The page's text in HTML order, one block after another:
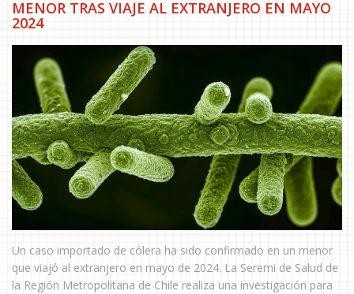
MENOR TRAS VIAJE AL EXTRANJERO EN MAYO
2024
Un caso importado de cólera ha sido confirmado en un menor
que viajó al extranjero en mayo de 2024. La Seremi de Salud de
la Región Metropolitana de Chile realiza una investigación para